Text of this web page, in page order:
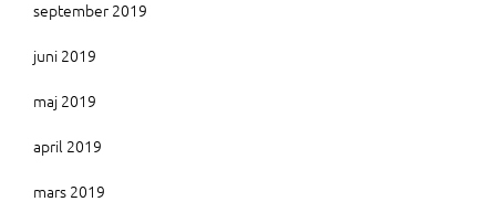
september 2019
juni 2019
maj 2019
april 2019
mars 2019